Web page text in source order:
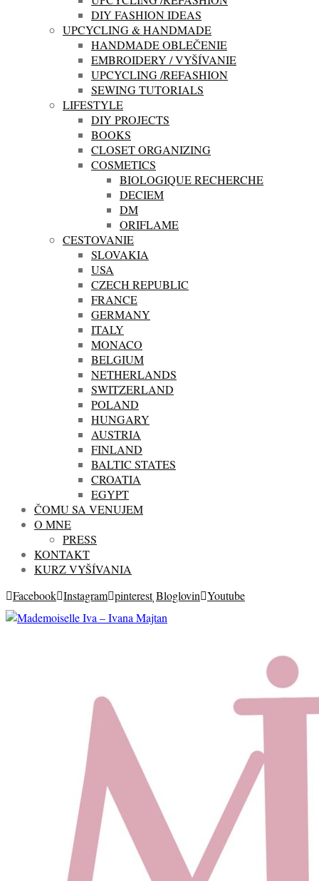
DIY FASHION IDEAS
UPCYCLING & HANDMADE
HANDMADE OBLEČENIE
EMBROIDERY / VYŠÍVANIE
UPCYCLING /REFASHION
SEWING TUTORIALS
LIFESTYLE
DIY PROJECTS
BOOKS
CLOSET ORGANIZING
COSMETICS
BIOLOGIQUE RECHERCHE
DECIEM
DM
ORIFLAME
CESTOVANIE
SLOVAKIA
USA
CZECH REPUBLIC
FRANCE
GERMANY
ITALY
MONACO
BELGIUM
NETHERLANDS
SWITZERLAND
POLAND
HUNGARY
AUSTRIA
FINLAND
BALTIC STATES
CROATIA
EGYPT
ČOMU SA VENUJEM
O MNE
PRESS
KONTAKT
KURZ VYŠÍVANIA
Facebook Instagram pinterest Bloglovin Youtube